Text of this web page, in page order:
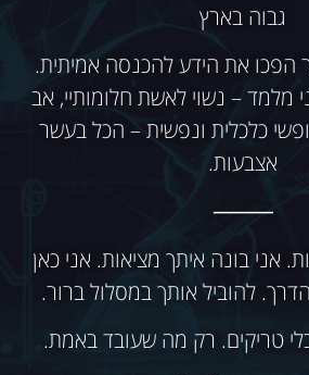
גבוה בארץ
הפכו את הידע להכנסה אמיתית.
מלמד – נשוי לאשת חלומותיי, אב
כלכלית ונפשית – הכל בעשר
אצבעות.
⸻
אני בונה איתך מציאות. אני כאן
להוביל אותך במסלול ברור.
טריקים. רק מה שעובד באמת.